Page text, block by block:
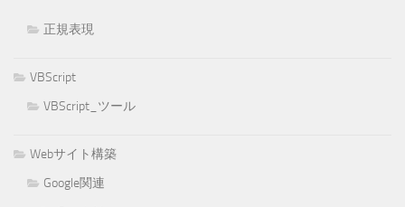
正規表現
VBScript
VBScript_ツール
Webサイト構築
Google関連